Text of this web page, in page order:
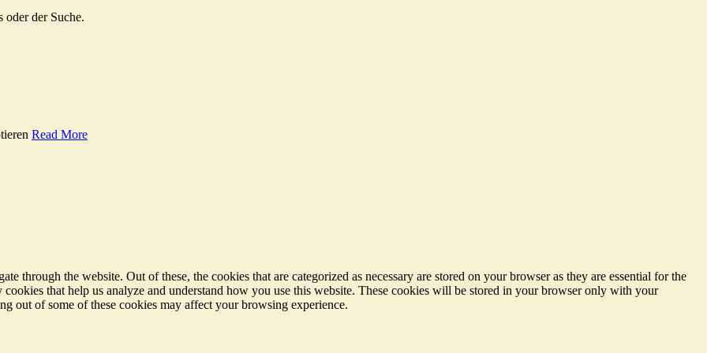
oder der Suche.
Read More
through the website. Out of these, the cookies that are categorized as necessary are stored on your browser as they are essential for the
that help us analyze and understand how you use this website. These cookies will be stored in your browser only with your
out of some of these cookies may affect your browsing experience.